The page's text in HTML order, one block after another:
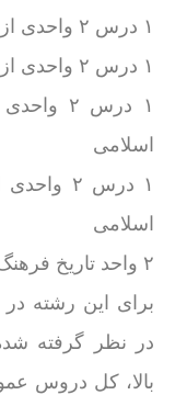
۱ درس ۲ واحدی از میان دروس اخلاق اسلامی
۱ درس ۲ واحدی از میان دروس انقلاب اسلامی
۱ درس
اسلامی
۱ درس ۲
اسلامی
۲ واحد تاریخ فرهنگ و تمدن اسلام و ایران
در نظر گرفته
بالا، کل دروس